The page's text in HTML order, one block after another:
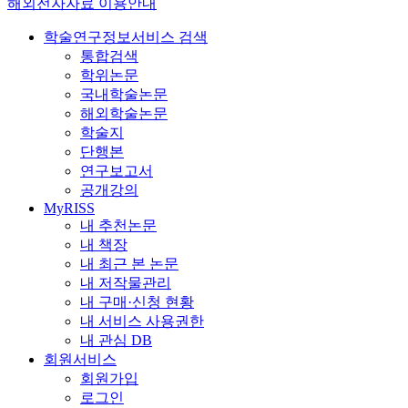
해외전자자료 이용안내
학술연구정보서비스 검색
통합검색
학위논문
국내학술논문
해외학술논문
학술지
단행본
연구보고서
공개강의
MyRISS
내 추천논문
내 책장
내 최근 본 논문
내 저작물관리
내 구매·신청 현황
내 서비스 사용권한
내 관심 DB
회원서비스
회원가입
로그인